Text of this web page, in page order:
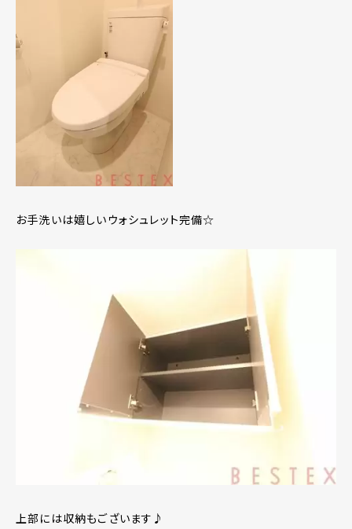
お手洗いは嬉しいウォシュレット完備☆
上部には収納もございます♪